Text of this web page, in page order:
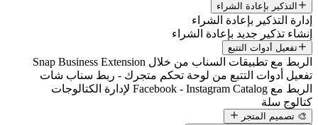
التذكير بإعادة الشراء
إدارة التذكير بإعادة الشراء
إنشاء تذكير جديد بإعادة الشراء
تفعيل أدوات التتبع
الربط مع تطبيقات السناب من خلال Snap Business Extension
تفعيل أدوات التتبع من لوحة تحكم متجرك - ربط سناب شات
الربط مع Facebook - Instagram Catalog لإدارة الكتالوجات
كتالوج سلة
🎨 تصميم المتجر